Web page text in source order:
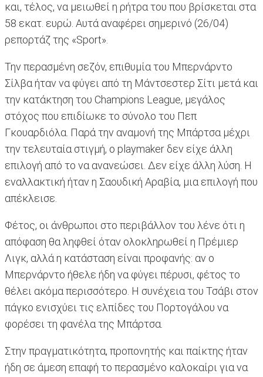
και, τέλος, να μειωθεί η ρήτρα του που βρίσκεται στα
58 εκατ. ευρώ. Αυτά αναφέρει σημερινό (26/04)
ρεπορτάζ της «Sport».
Την περασμένη σεζόν, επιθυμία του Μπερνάρντο
Σίλβα ήταν να φύγει από τη Μάντσεστερ Σίτι μετά και
την κατάκτηση του Champions League, μεγάλος
στόχος που επιδίωκε το σύνολο του Πεπ
Γκουαρδιόλα. Παρά την αναμονή της Μπάρτσα μέχρι
την τελευταία στιγμή, ο playmaker δεν είχε άλλη
επιλογή από το να ανανεώσει. Δεν είχε άλλη λύση. Η
εναλλακτική ήταν η Σαουδική Αραβία, μια επιλογή που
απέκλεισε.
Φέτος, οι άνθρωποι στο περιβάλλον του λένε ότι η
απόφαση θα ληφθεί όταν ολοκληρωθεί η Πρέμιερ
Λιγκ, αλλά η κατάσταση είναι προφανής: αν ο
Μπερνάρντο ήθελε ήδη να φύγει πέρυσι, φέτος το
θέλει ακόμα περισσότερο. Η συνέχεια του Τσάβι στον
πάγκο ενισχύει τις ελπίδες του Πορτογάλου να
φορέσει τη φανέλα της Μπάρτσα.
Στην πραγματικότητα, προπονητής και παίκτης ήταν
ήδη σε άμεση επαφή το περασμένο καλοκαίρι για να